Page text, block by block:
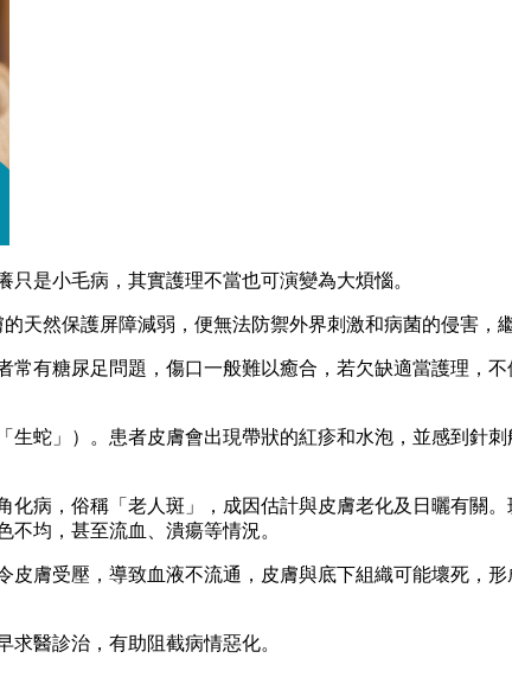
是小毛病，其實護理不當也可演變為大煩惱。
然保護屏障減弱，便無法防禦外界刺激和病菌的侵害，
有糖尿足問題，傷口一般難以癒合，若欠缺適當護理，
蛇」）。患者皮膚會出現帶狀的紅疹和水泡，並感到針
病，俗稱「老人斑」，成因估計與皮膚老化及日曬有關
均，甚至流血、潰瘍等情況。
膚受壓，導致血液不流通，皮膚與底下組織可能壞死，
醫診治，有助阻截病情惡化。